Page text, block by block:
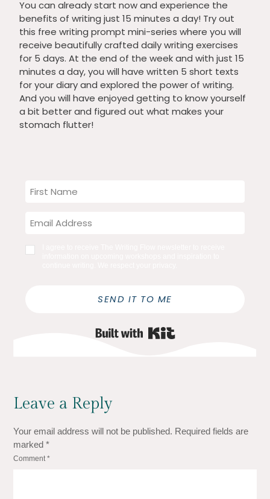
You can already start now and experience the
benefits of writing just 15 minutes a day! Try out
this free writing prompt mini-series where you will
receive beautifully crafted daily writing exercises
for 5 days. At the end of the week and with just 15
minutes a day, you will have written 5 short texts
for your diary and explored the power of writing.
And you will have enjoyed getting to know yourself
a bit better and figured out what makes your
stomach flutter!
SEND IT TO ME
Leave a Reply
Your email address will not be published. Required fields are
marked*
Comment*